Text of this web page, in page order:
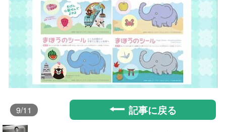
9/11 記事に戻る